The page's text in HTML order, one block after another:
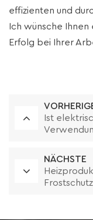
effizienten und
Ich wünsche Ihnen
Erfolg bei Ihrer
Ist
NÄCHSTE